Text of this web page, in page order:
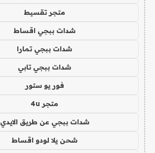
متجر تقسيط
شدات ببجي اقساط
شدات ببجي تمارا
شدات ببجي تابي
فور يو ستور
متجر 4u
شدات ببجي عن طريق الايدي
شحن يلا لودو اقساط